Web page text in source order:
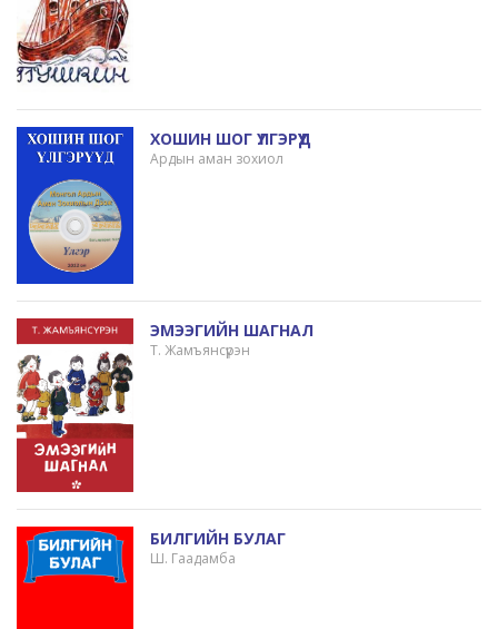
ХОШИН ШОГ ҮЛГЭРҮҮД
Ардын аман зохиол
ЭМЭЭГИЙН ШАГНАЛ
Т. Жамъянсүрэн
БИЛГИЙН БУЛАГ
Ш. Гаадамба